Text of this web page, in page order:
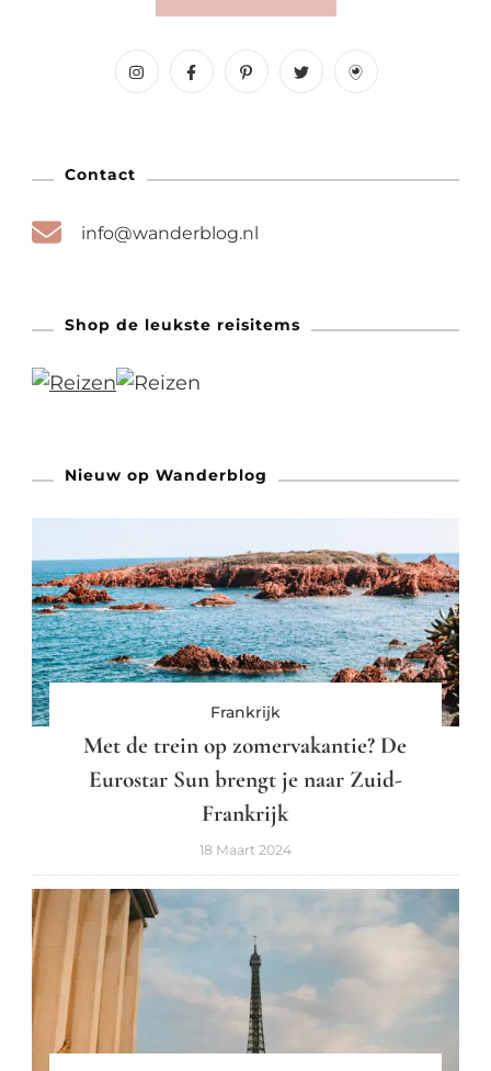
Contact
info@wanderblog.nl
Shop de leukste reisitems
Nieuw op Wanderblog
Frankrijk
Met de trein op zomervakantie? De
Eurostar Sun brengt je naar Zuid-
Frankrijk
18 Maart 2024